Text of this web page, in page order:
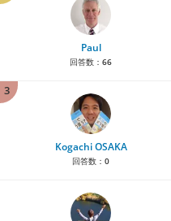
Paul
回答数： 66
3
Kogachi OSAKA
回答数： 0